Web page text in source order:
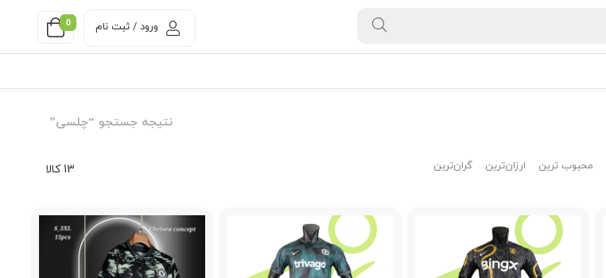
0 ورود / ثبت نام
نتیجه جستجو “چلسی”
13 کالا محبوب ترین ارزان‌ترین گران‌ترین